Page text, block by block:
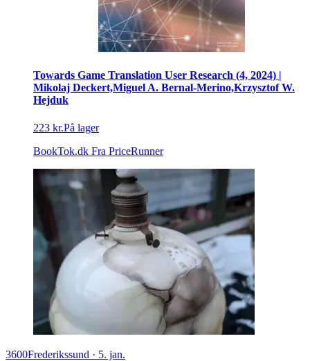
Towards Game Translation User Research (4, 2024) |
Mikolaj Deckert,Miguel A. Bernal-Merino,Krzysztof W.
Hejduk
223 kr.På lager
BookTok.dk Fra PriceRunner
3600Frederikssund · 5. jan.